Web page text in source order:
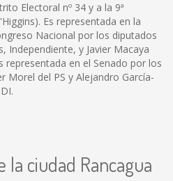
Electoral nº 34 y a la 9ª
Es representada en la
Nacional por los diputados
Independiente, y Javier Macaya
representada en el Senado por los
Morel del PS y Alejandro García-
ciudad Rancagua